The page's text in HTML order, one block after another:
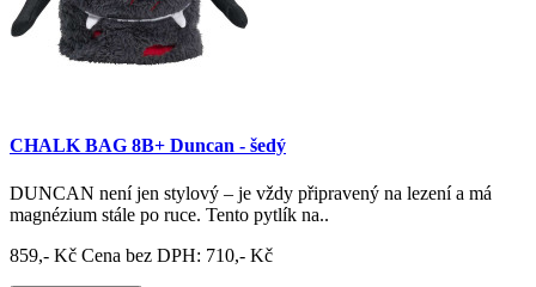
CHALK BAG 8B+ Duncan - šedý
DUNCAN není jen stylový – je vždy připravený na lezení a má
magnézium stále po ruce. Tento pytlík na..
859,- Kč Cena bez DPH: 710,- Kč